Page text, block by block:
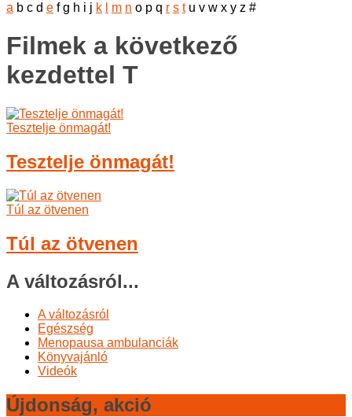
a b c d e f g h i j k m n o p q r s t u v w x y z #
Filmek a következő
kezdettel T
Tesztelje önmagát!
Tesztelje önmagát!
Túl az ötvenen
Túl az ötvenen
A változásról...
A változásról
Egészség
Menopausa ambulanciák
Könyvajánló
Videók
Újdonság, akció